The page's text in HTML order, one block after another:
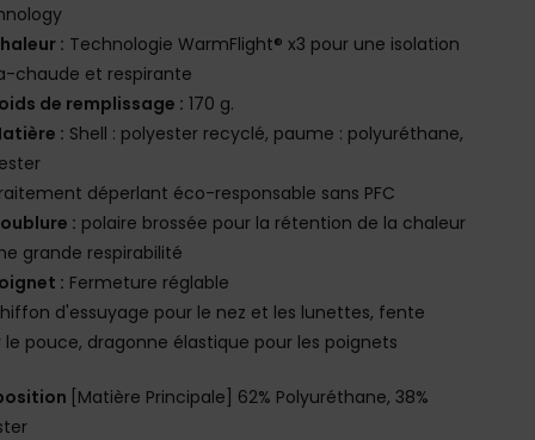
: Technologie WarmFlight® x3 pour une isolation
chaude et respirante
de remplissage : 170 g.
: Shell : polyester recyclé, paume : polyuréthane,
déperlant éco-responsable sans PFC
: polaire brossée pour la rétention de la chaleur
grande respirabilité
: Fermeture réglable
d'essuyage pour le nez et les lunettes, fente
le pouce, dragonne élastique pour les poignets
[Matière Principale] 62% Polyuréthane, 38%